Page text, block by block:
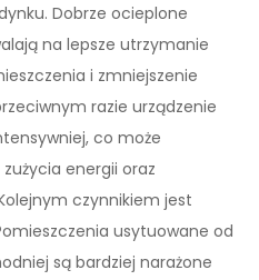
Dobrze ocieplone
na lepsze utrzymanie
i zmniejszenie
razie urządzenie
co może
energii oraz
czynnikiem jest
usytuowane od
są bardziej narażone